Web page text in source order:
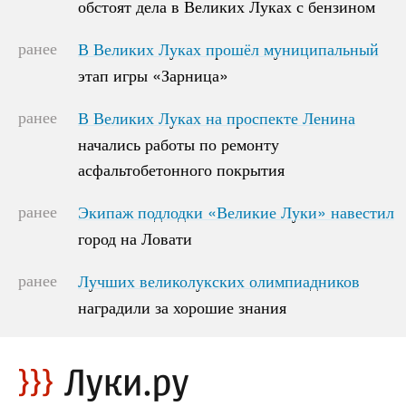
обстоят дела в Великих Луках с бензином
ранее
В Великих Луках прошёл муниципальный
этап игры «Зарница»
В Великих Луках прошёл муниципальный
этап игры «Зарница»
ранее
В Великих Луках на проспекте Ленина
начались работы по ремонту
асфальтобетонного покрытия
В Великих Луках на проспекте Ленина
начались работы по ремонту
асфальтобетонного покрытия
ранее
Экипаж подлодки «Великие Луки» навестил
город на Ловати
Экипаж подлодки «Великие Луки» навестил
город на Ловати
ранее
Лучших великолукских олимпиадников
наградили за хорошие знания
Лучших великолукских олимпиадников
наградили за хорошие знания